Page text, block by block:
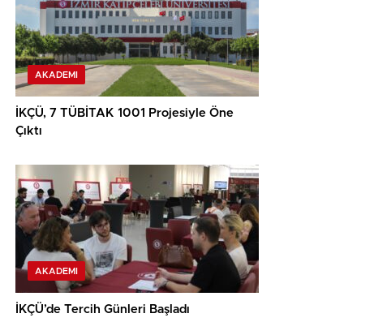
AKADEMI
İKÇÜ, 7 TÜBİTAK 1001 Projesiyle Öne
Çıktı
AKADEMI
İKÇÜ’de Tercih Günleri Başladı